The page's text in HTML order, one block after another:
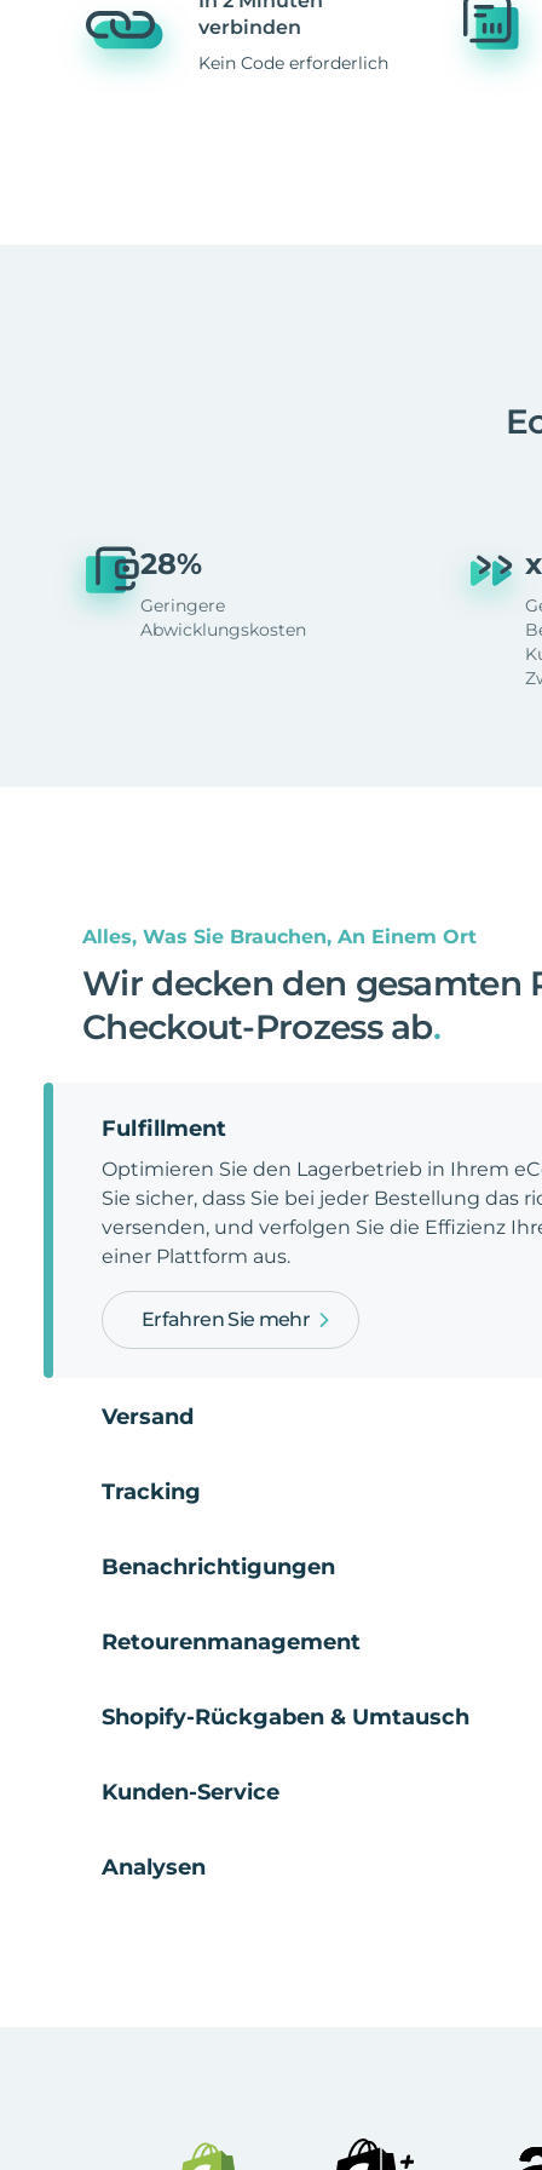
verbinden
Kein Code erforderlich
28%
Geringere
Abwicklungskosten
Alles, Was Sie Brauchen, An Einem Ort
Wir decken den gesamten
Checkout-Prozess ab.
Fulfillment
Optimieren Sie den Lagerbetrieb in Ihrem
Sie sicher, dass Sie bei jeder Bestellung das
versenden, und verfolgen Sie die Effizienz
einer Plattform aus.
Erfahren Sie mehr
Versand
Tracking
Benachrichtigungen
Retourenmanagement
Shopify-Rückgaben & Umtausch
Kunden-Service
Analysen